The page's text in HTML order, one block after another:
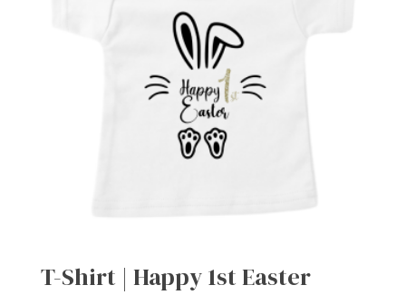
T-Shirt | Happy 1st Easter